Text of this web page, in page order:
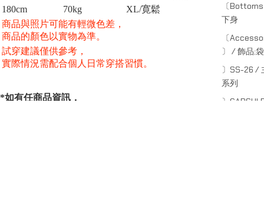
〔
下身
〔
〕 / 飾品;袋
〕SS-26 /
系列
〕
180cm
70kg XL/寛鬆
商品與照片可能有輕微色差，
商品的顏色以實物為準。
試穿建議僅供參考，
實際情況需配合個人日常穿搭習慣。
*如有任商品資訊，